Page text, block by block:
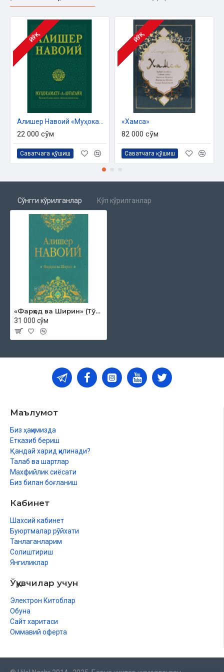
ЙЎҚ
22 000 сўм
Саватчага қўшиш
ЙЎҚ
«Хамса»
82 000 сўм
Саватчага қўшиш
Сўнгги кўрилганлар Кўп кўрилганлар
«Фарҳод ва Ширин» (Тўлиқ насрий табдил)
31 000 сўм
Маълумот
Биз ҳақимизда
Етказиб бериш
Қандай харид қилинади?
Талаб ва шартлар
Махфийлик сиёсати
Биз билан боғланиш
Кабинет
Шахсий кабинет
Буюртмалар рўйхати
Танлаганларим
Солиштириш
Янгиликлар
Ўқувчилар учун
Электрон Китоблар
Обуна
Сайт харитаси
Оммавий оферта